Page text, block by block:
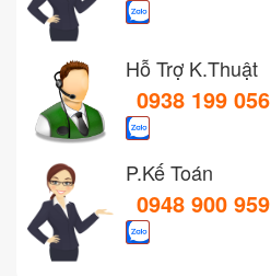
Hỗ Trợ K.Thuật
0938 199 056
P.Kế Toán
0948 900 959